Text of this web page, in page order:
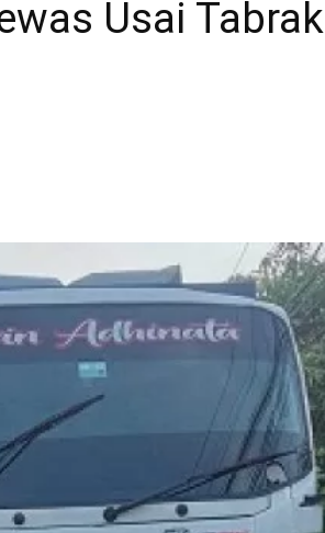
Usai Tabrak